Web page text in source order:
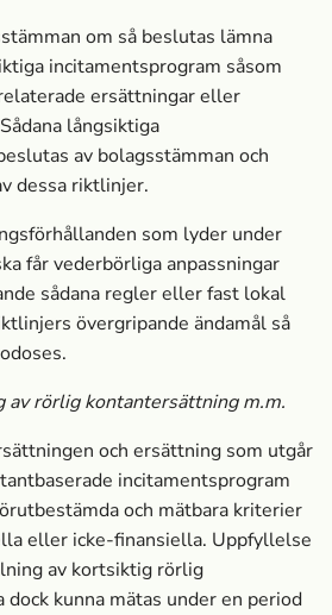
om så beslutas lämna
incitamentsprogram såsom
ersättningar eller
långsiktiga
av bolagsstämman och
dessa riktlinjer.
som lyder under
får vederbörliga anpassningar
sådana regler eller fast lokal
övergripande ändamål så
rörlig kontantersättning m.m.
och ersättning som utgår
incitamentsprogram
och mätbara kriterier
eller icke-finansiella. Uppfyllelse
av kortsiktig rörlig
kunna mätas under en period